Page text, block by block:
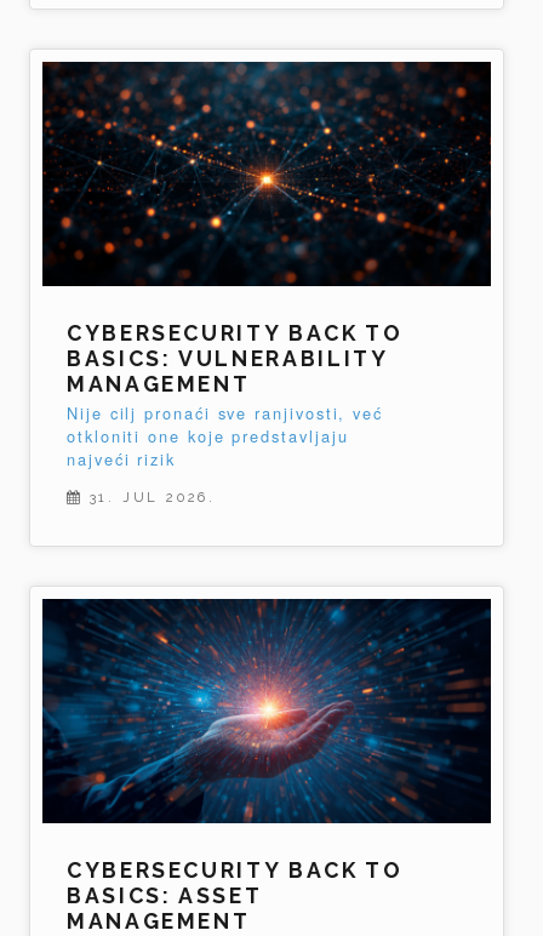
CYBERSECURITY BACK TO
BASICS: VULNERABILITY
MANAGEMENT
Nije cilj pronaći sve ranjivosti, već
otkloniti one koje predstavljaju
najveći rizik
31. JUL 2026.
CYBERSECURITY BACK TO
BASICS: ASSET
MANAGEMENT